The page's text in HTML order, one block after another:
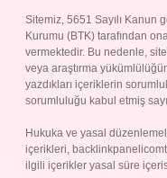
Sitemiz, 5651 Sayılı Kanun
Kurumu (BTK) tarafından
vermektedir. Bu nedenle,
veya araştırma
yazdıkları içeriklerin
sorumluluğu kabul etmiş
Hukuka ve yasal
içerikleri,
ilgili içerikler yasal süre